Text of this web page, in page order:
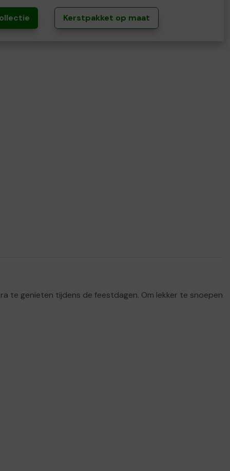
Kerstpakket op maat
te genieten tijdens de feestdagen. Om lekker te snoepen